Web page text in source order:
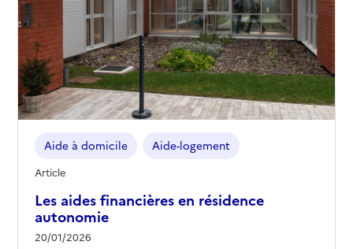
Les aides financières en résidence
autonomie
20/01/2026
Aide à domicile Aide-logement
Article